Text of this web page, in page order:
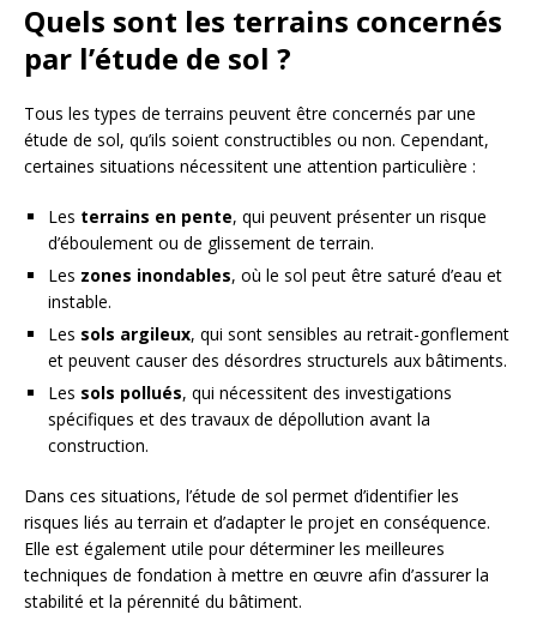
Quels sont les terrains concernés
par l’étude de sol ?
Tous les types de terrains peuvent être concernés par une
étude de sol, qu’ils soient constructibles ou non. Cependant,
certaines situations nécessitent une attention particulière :
Les terrains en pente, qui peuvent présenter un risque
d’éboulement ou de glissement de terrain.
Les zones inondables, où le sol peut être saturé d’eau et
instable.
Les sols argileux, qui sont sensibles au retrait-gonflement
et peuvent causer des désordres structurels aux bâtiments.
Les sols pollués, qui nécessitent des investigations
spécifiques et des travaux de dépollution avant la
construction.
Dans ces situations, l’étude de sol permet d’identifier les
risques liés au terrain et d’adapter le projet en conséquence.
Elle est également utile pour déterminer les meilleures
techniques de fondation à mettre en œuvre afin d’assurer la
stabilité et la pérennité du bâtiment.